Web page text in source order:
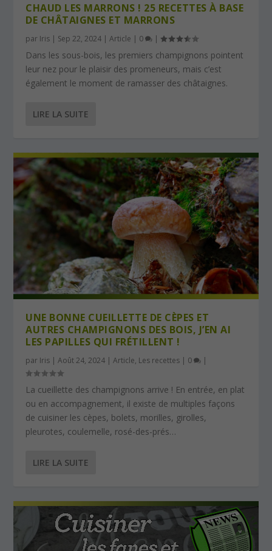
CHAUD LES MARRONS ! 25 RECETTES À BASE
DE CHÂTAIGNES ET MARRONS
par Iris | Sep 22, 2024 |Article | 0 |
Dans les sous-bois, les premiers champignons pointent
leur nez pour le plaisir des promeneurs, mais c’est
également le moment de ramasser des châtaignes.
LIRE LA SUITE
UNE BONNE CUEILLETTE DE CÈPES ET
AUTRES CHAMPIGNONS DES BOIS, J’EN AI
LES PAPILLES QUI FRÉTILLENT !
par Iris |Août 24, 2024 |Article, Les recettes | 0 |
La cueillette des champignons arrive ! En entrée, en plat
ou en accompagnement, il existe de multiples façons
de cuisiner les cèpes, bolets, morilles, girolles,
pleurotes, coulemelle, rosé-des-prés…
LIRE LA SUITE